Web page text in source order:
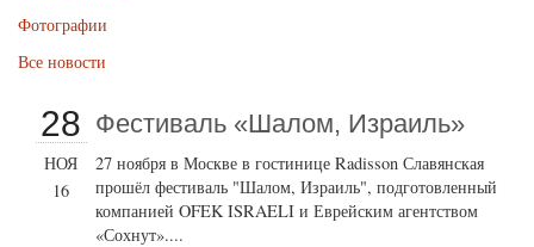
Фотографии
Все новости
28
НОЯ
16
Фестиваль «Шалом, Израиль»
27 ноября в Москве в гостинице Radisson Славянская
прошёл фестиваль "Шалом, Израиль", подготовленный
компанией OFEK ISRAELI и Еврейским агентством
«Сохнут»....